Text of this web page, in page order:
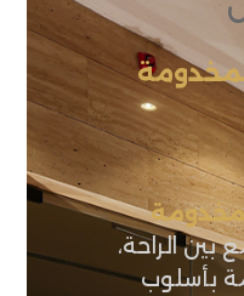
الراحة،
بأسلوب